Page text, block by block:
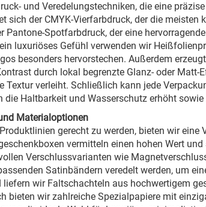
und Veredelungstechniken, die eine
sich der CMYK-Vierfarbdruck, der die meisten
Pantone-Spotfarbdruck, der eine
luxuriöses Gefühl verwenden wir
besonders hervorstechen. Außerdem
durch lokal begrenzte Glanz- oder
Textur verleiht. Schließlich kann jede
die Haltbarkeit und Wasserschutz erhöht
Materialoptionen
gerecht zu werden, bieten wir
vermitteln einen hohen Wert
Verschlussvarianten wie
Satinbändern veredelt werden, um
liefern wir Faltschachteln aus hochwertigem
bieten wir zahlreiche Spezialpapiere mit